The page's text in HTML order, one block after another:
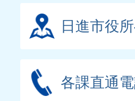
日進市役
各課直通